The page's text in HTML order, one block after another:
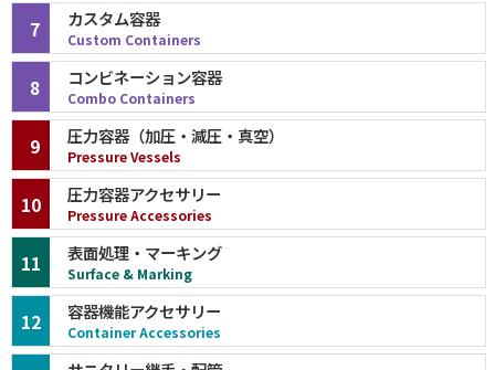
カスタム容器
Custom Containers
7
コンビネーション容器
Combo Containers
8
圧力容器（加圧・減圧・真空）
Pressure Vessels
9
圧力容器アクセサリー
Pressure Accessories
10
表面処理・マーキング
Surface & Marking
11
容器機能アクセサリー
Container Accessories
12